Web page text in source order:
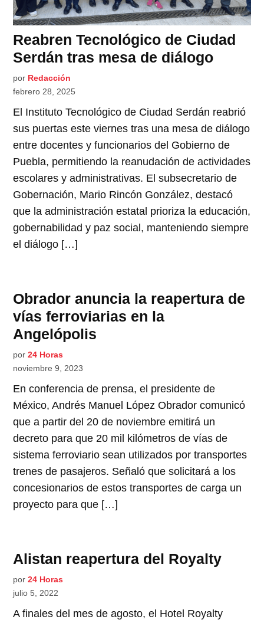
Reabren Tecnológico de Ciudad
Serdán tras mesa de diálogo
por Redacción
febrero 28, 2025
El Instituto Tecnológico de Ciudad Serdán reabrió
sus puertas este viernes tras una mesa de diálogo
entre docentes y funcionarios del Gobierno de
Puebla, permitiendo la reanudación de actividades
escolares y administrativas. El subsecretario de
Gobernación, Mario Rincón González, destacó
que la administración estatal prioriza la educación,
gobernabilidad y paz social, manteniendo siempre
el diálogo […]
Obrador anuncia la reapertura de
vías ferroviarias en la
Angelópolis
por 24 Horas
noviembre 9, 2023
En conferencia de prensa, el presidente de
México, Andrés Manuel López Obrador comunicó
que a partir del 20 de noviembre emitirá un
decreto para que 20 mil kilómetros de vías de
sistema ferroviario sean utilizados por transportes
trenes de pasajeros. Señaló que solicitará a los
concesionarios de estos transportes de carga un
proyecto para que […]
Alistan reapertura del Royalty
por 24 Horas
julio 5, 2022
A finales del mes de agosto, el Hotel Royalty